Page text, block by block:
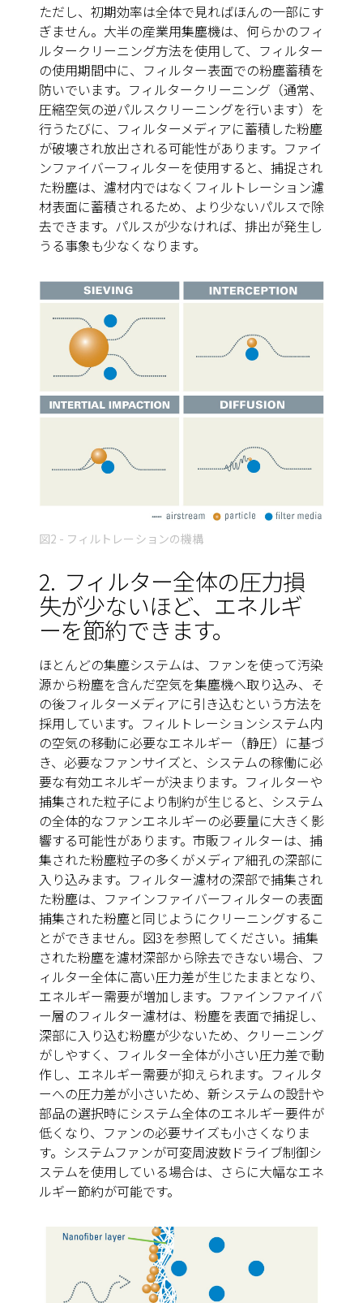
ただし、初期効率は全体で見ればほんの一部にす
ぎません。大半の産業用集塵機は、何らかのフィ
ルタークリーニング方法を使用して、フィルター
の使用期間中に、フィルター表面での粉塵蓄積を
防いでいます。フィルタークリーニング（通常、
圧縮空気の逆パルスクリーニングを行います）を
行うたびに、フィルターメディアに蓄積した粉塵
が破壊され放出される可能性があります。ファイ
ンファイバーフィルターを使用すると、捕捉され
た粉塵は、濾材内ではなくフィルトレーション濾
材表面に蓄積されるため、より少ないパルスで除
去できます。パルスが少なければ、排出が発生し
うる事象も少なくなります。
図2 - フィルトレーションの機構
2. フィルター全体の圧力損
失が少ないほど、エネルギ
ーを節約できます。
ほとんどの集塵システムは、ファンを使って汚染
源から粉塵を含んだ空気を集塵機へ取り込み、そ
の後フィルターメディアに引き込むという方法を
採用しています。フィルトレーションシステム内
の空気の移動に必要なエネルギー（静圧）に基づ
き、必要なファンサイズと、システムの稼働に必
要な有効エネルギーが決まります。フィルターや
捕集された粒子により制約が生じると、システム
の全体的なファンエネルギーの必要量に大きく影
響する可能性があります。市販フィルターは、捕
集された粉塵粒子の多くがメディア細孔の深部に
入り込みます。フィルター濾材の深部で捕集され
た粉塵は、ファインファイバーフィルターの表面
捕集された粉塵と同じようにクリーニングするこ
とができません。 図3を参照してください。捕集
された粉塵を濾材深部から除去できない場合、フ
ィルター全体に高い圧力差が生じたままとなり、
エネルギー需要が増加します。ファインファイバ
ー層のフィルター濾材は、粉塵を表面で捕捉し、
深部に入り込む粉塵が少ないため、クリーニング
がしやすく、フィルター全体が小さい圧力差で動
作し、エネルギー需要が抑えられます。フィルタ
ーへの圧力差が小さいため、新システムの設計や
部品の選択時にシステム全体のエネルギー要件が
低くなり、ファンの必要サイズも小さくなりま
す。システムファンが可変周波数ドライブ制御シ
ステムを使用している場合は、さらに大幅なエネ
ルギー節約が可能です。